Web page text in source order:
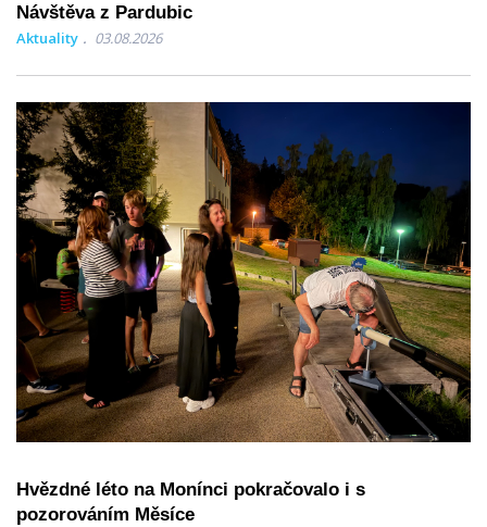
Návštěva z Pardubic
Aktuality 03.08.2026
Hvězdné léto na Monínci pokračovalo i s
pozorováním Měsíce